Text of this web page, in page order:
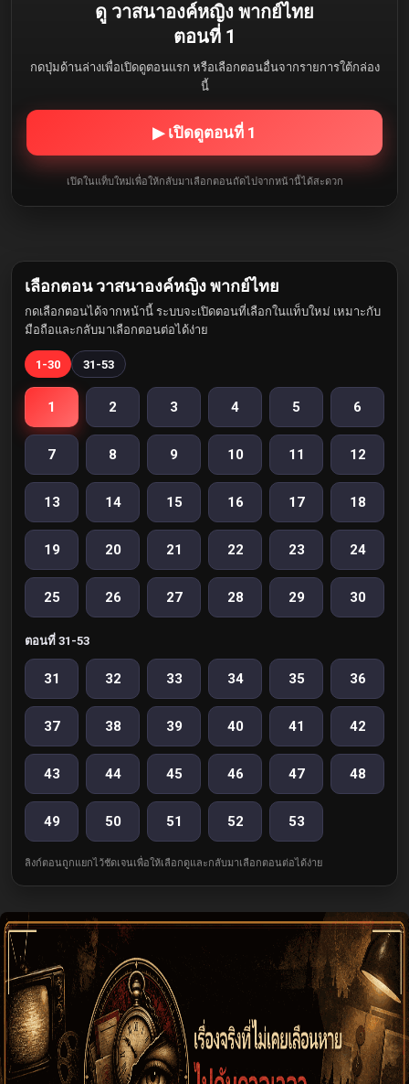
ดู วาสนาองค์หญิง พากย์ไทย
ตอนที่ 1
กดปุ่มด้านล่างเพื่อเปิดดูตอนแรก หรือเลือกตอนอื่นจากรายการใต้กล่อง
นี้
▶ เปิดดูตอนที่ 1
เปิดในแท็บใหม่เพื่อให้กลับมาเลือกตอนถัดไปจากหน้านี้ได้สะดวก
เลือกตอน วาสนาองค์หญิง พากย์ไทย
กดเลือกตอนได้จากหน้านี้ ระบบจะเปิดตอนที่เลือกในแท็บใหม่ เหมาะกับ
มือถือและกลับมาเลือกตอนต่อได้ง่าย
1-30 31-53
1 2 3 4 5 6
7 8 9 10 11 12
13 14 15 16 17 18
19 20 21 22 23 24
25 26 27 28 29 30
ตอนที่ 31-53
31 32 33 34 35 36
37 38 39 40 41 42
43 44 45 46 47 48
49 50 51 52 53
ลิงก์ตอนถูกแยกไว้ชัดเจนเพื่อให้เลือกดูและกลับมาเลือกตอนต่อได้ง่าย